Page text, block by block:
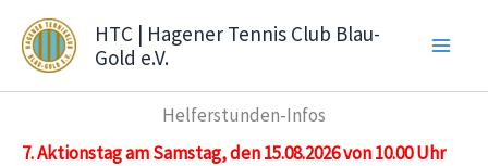
Inhalt
springen
HTC | Hagener Tennis Club Blau-
Gold e.V.
Helferstunden-Infos
7. Aktionstag am Samstag, den 15.08.2026 von 10.00 Uhr